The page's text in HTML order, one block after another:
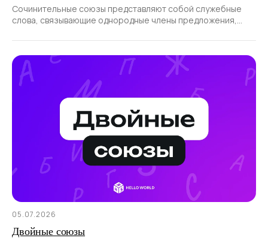
Сочинительные союзы представляют собой служебные
слова, связывающие однородные члены предложения,
05.07.2026
Двойные союзы